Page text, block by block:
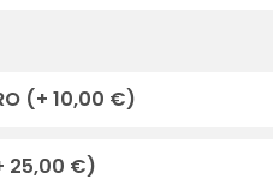
(+ 10,00 €)
25,00 €)